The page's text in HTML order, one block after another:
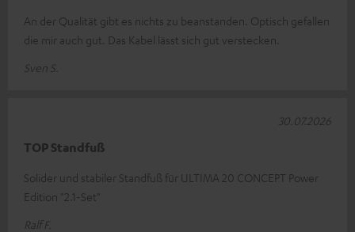
An der Qualität gibt es nichts zu beanstanden. Optisch gefallen
die mir auch gut. Das Kabel lässt sich gut verstecken.
Sven S.
TOP Standfuß
Solider und stabiler Standfuß für ULTIMA 20 CONCEPT Power
Edition "2.1-Set"
Ralf F.
30.07.2026